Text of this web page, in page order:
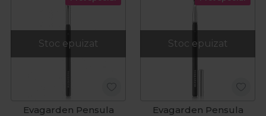
Stoc epuizat
Evagarden Pensula
Stoc epuizat
Evagarden Pensula